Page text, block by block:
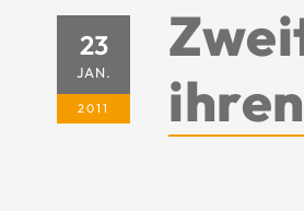
23
JAN.
2011